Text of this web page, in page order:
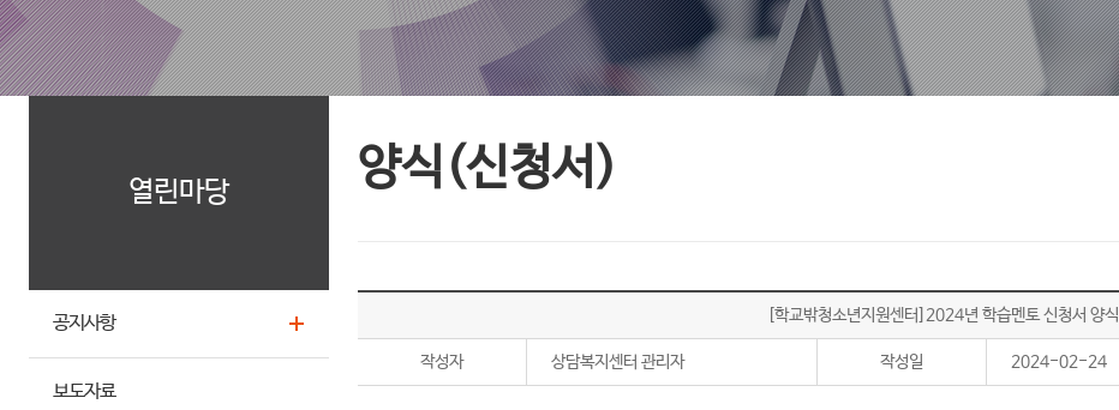
열린마당
공지사항
보도자료
양식(신청서)
[학교밖청소년지원센터]2024년 학습멘토 신청서 양식
작성자 상담복지센터 관리자 작성일 2024-02-24